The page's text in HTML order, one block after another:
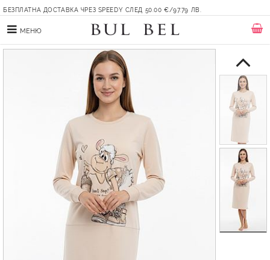
БЕЗПЛАТНА ДОСТАВКА ЧРЕЗ SPEEDY СЛЕД 50.00 €/97.79 ЛВ.
МЕНЮ